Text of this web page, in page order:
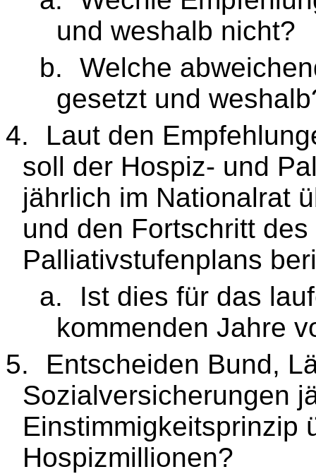
und weshalb nicht?
b.
Welche
gesetzt und
4.
Laut den
soll der Hospiz- und
jährlich im Nationalrat
und den Fortschritt
Palliativstufenplans
a.
Ist dies für das
kommenden Jahre
5.
Entscheiden Bund,
Sozialversicherungen
Einstimmigkeitsprinzip
Hospizmillionen?